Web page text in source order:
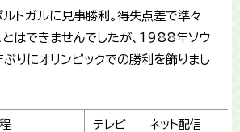
トガルに見事勝利。得失点差で準々
はできませんでしたが、1988年ソウ
りにオリンピックでの勝利を飾りまし
テレビ
ネット配信